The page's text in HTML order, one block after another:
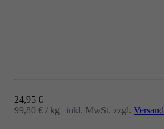
Angebot
24,95 €
99,80 € / kg | inkl. MwSt. zzgl. Versand